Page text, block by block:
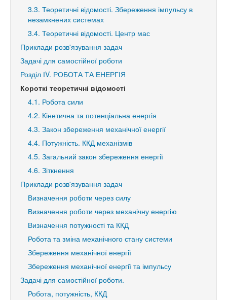
3.3. Теоретичні відомості. Збереження імпульсу в
незамкнених системах
3.4. Теоретичні відомості. Центр мас
Приклади розв'язування задач
Задачі для самостійної роботи
Розділ ІV. РОБОТА ТА ЕНЕРГІЯ
Короткі теоретичні відомості
4.1. Робота сили
4.2. Кінетична та потенціальна енергія
4.3. Закон збереження механічної енергії
4.4. Потужність. ККД механізмів
4.5. Загальний закон збереження енергії
4.6. Зіткнення
Приклади розв'язування задач
Визначення роботи через силу
Визначення роботи через механічну енергію
Визначення потужності та ККД
Робота та зміна механічного стану системи
Збереження механічної енергії
Збереження механічної енергії та імпульсу
Задачі для самостійної роботи.
Робота, потужність, ККД